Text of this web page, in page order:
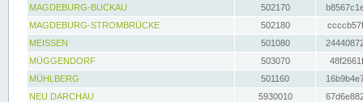
MAGDEBURG-BUCKAU
502170
MAGDEBURG-STROMBRÜCKE
502180
MEISSEN
501080
MÜGGENDORF
503070
MÜHLBERG
501160
NEU DARCHAU
5930010